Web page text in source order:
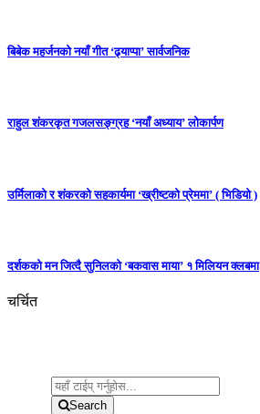
बिबेक महर्जनको नयाँ गीत ‘ढ्याप्पा’ सार्वजनिक
राहुल शंकरकृत गजलसङ्ग्रह ‘नयाँ अध्याय’ लोकार्पण
उर्मिलाको र शंकरको सहकार्यमा ‘ख्रीष्टको प्रेममा’ ( भिडियो )
दर्शकको मन जित्दै सुनिलको ‘बकवास माया’ १ मिलियन क्लबमा
चर्चित
Search